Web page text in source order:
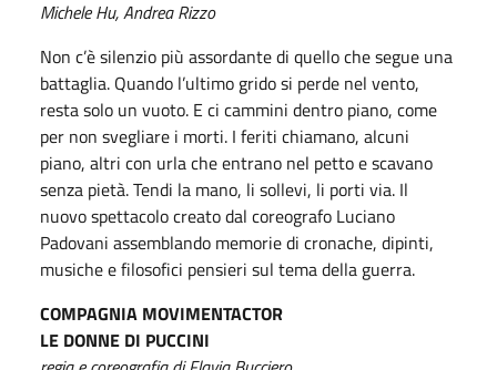
Michele Hu, Andrea Rizzo
Non c’è silenzio più assordante di quello che segue una
battaglia. Quando l’ultimo grido si perde nel vento,
resta solo un vuoto. E ci cammini dentro piano, come
per non svegliare i morti. I feriti chiamano, alcuni
piano, altri con urla che entrano nel petto e scavano
senza pietà. Tendi la mano, li sollevi, li porti via. Il
nuovo spettacolo creato dal coreografo Luciano
Padovani assemblando memorie di cronache, dipinti,
musiche e filosofici pensieri sul tema della guerra.
COMPAGNIA MOVIMENTACTOR
LE DONNE DI PUCCINI